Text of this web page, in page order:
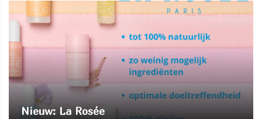
Nieuw: La Rosée